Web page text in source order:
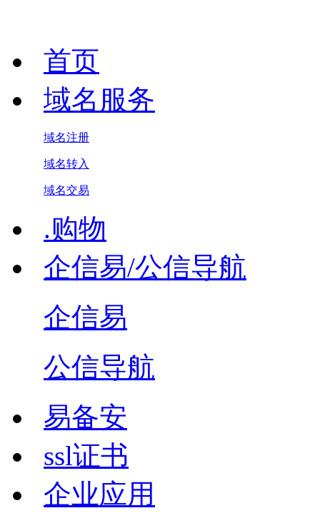
首页
域名服务
域名注册
域名转入
域名交易
.购物
企信易/公信导航
企信易
公信导航
易备安
ssl证书
企业应用